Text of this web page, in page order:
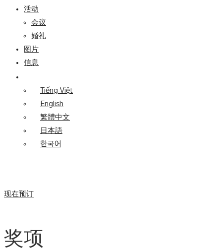
活动
会议
婚礼
图片
信息
Tiếng Việt
English
繁體中文
日本語
한국어
现在预订
奖项